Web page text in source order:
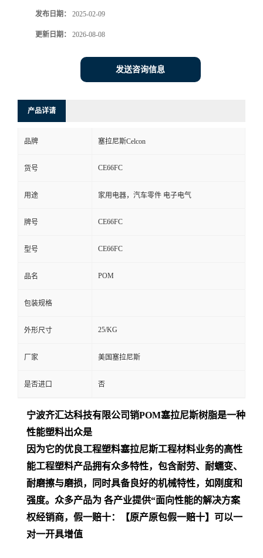
发布日期： 2025-02-09
更新日期： 2026-08-08
发送咨询信息
产品详请
品牌 塞拉尼斯Celcon
货号 CE66FC
用途 家用电器，汽车零件 电子电气
牌号 CE66FC
型号 CE66FC
品名 POM
包装规格
外形尺寸 25/KG
厂家 美国塞拉尼斯
是否进口 否
宁波齐汇达科技有限公司销POM塞拉尼斯树脂是一种
性能塑料出众是
因为它的优良工程塑料塞拉尼斯工程材料业务的高性
能工程塑料产品拥有众多特性，包含耐劳、耐蠕变、
耐磨擦与磨损，同时具备良好的机械特性，如刚度和
强度。众多产品为 各产业提供“面向性能的解决方案
权经销商，假一赔十：【原产原包假一赔十】可以一
对一开具增值